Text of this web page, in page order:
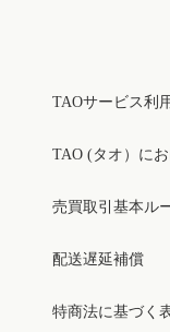
TAOサービス利
TAO (タオ）に
売買取引基本ル
配送遅延補償
特商法に基づく